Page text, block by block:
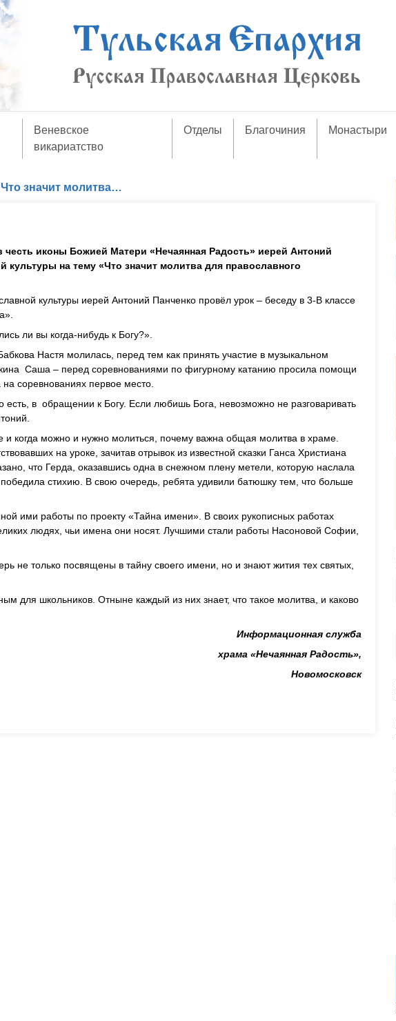
Веневское
викариатство
Отделы Благочиния Монастыри
Что значит молитва…
иконы Божией Матери «Нечаянная Радость» иерей Антоний
на тему «Что значит молитва для православного
культуры иерей Антоний Панченко провёл урок – беседу в 3-В классе
ли вы когда-нибудь к Богу?».
Настя молилась, перед тем как принять участие в музыкальном
Саша – перед соревнованиями по фигурному катанию просила помощи
соревнованиях первое место.
в обращении к Богу. Если любишь Бога, невозможно не разговаривать
когда можно и нужно молиться, почему важна общая молитва в храме.
на уроке, зачитав отрывок из известной сказки Ганса Христиана
что Герда, оказавшись одна в снежном плену метели, которую наслала
стихию. В свою очередь, ребята удивили батюшку тем, что больше
ими работы по проекту «Тайна имени». В своих рукописных работах
людях, чьи имена они носят. Лучшими стали работы Насоновой Софии,
не только посвящены в тайну своего имени, но и знают жития тех святых,
для школьников. Отныне каждый из них знает, что такое молитва, и каково
Информационная служба
храма «Нечаянная Радость»,
Новомосковск